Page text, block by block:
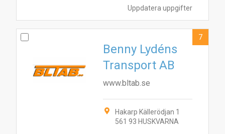
Uppdatera uppgifter
Benny Lydéns
Transport AB
www.bltab.se
Hakarp Källerödjan 1
561 93 HUSKVARNA
7